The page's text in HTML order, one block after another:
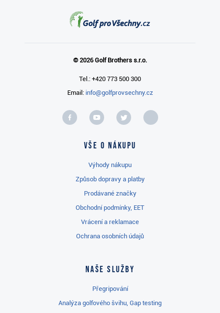
© 2026 Golf Brothers s.r.o.
Tel.: +420 773 500 300
Email: info@golfprovsechny.cz
Vše o nákupu
Výhody nákupu
Způsob dopravy a platby
Prodávané značky
Obchodní podmínky, EET
Vrácení a reklamace
Ochrana osobních údajů
Naše služby
Přegripování
Analýza golfového švihu, Gap testing